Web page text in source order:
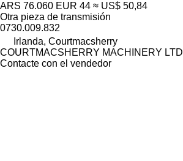
ARS 76.060 EUR 44 ≈ US$ 50,84
Otra pieza de transmisión
0730.009.832
Irlanda, Courtmacsherry
COURTMACSHERRY MACHINERY LTD
Contacte con el vendedor